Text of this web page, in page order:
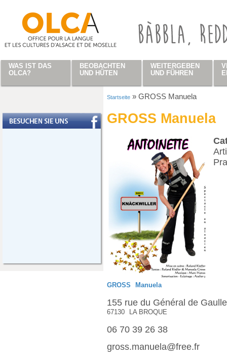
Startseite » GROSS Manuela
GROSS Manuela
GROSS Manuela
155 rue du Général de Gaulle
67130 LA BROQUE
06 70 39 26 38
gross.manuela@free.fr
WAS IST DAS
OLCA?
BEOBACHTEN
UND HÜTEN
WEITERGEBEN
UND FÜHREN